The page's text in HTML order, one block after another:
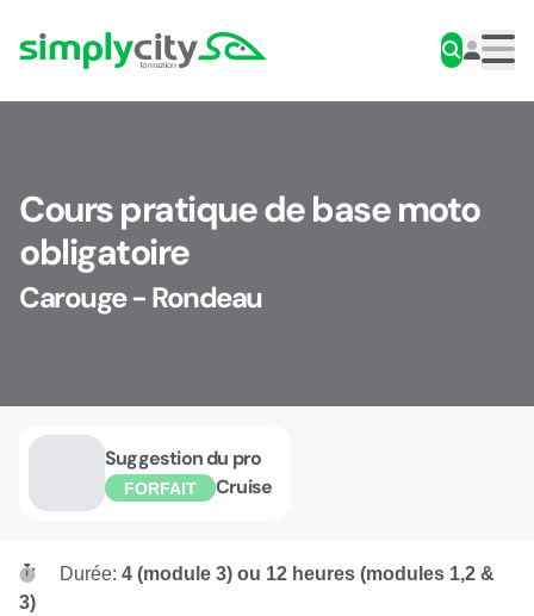
Simplycity
Cours pratique de base moto
obligatoire
Carouge - Rondeau
Suggestion du pro
FORFAIT Cruise
Durée: 4 (module 3) ou 12 heures (modules 1,2 &
3)